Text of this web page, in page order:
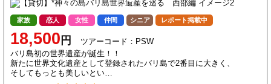
家族 恋人 女性 仲間 シニア レポート掲載中
18,500 円
ツアーコード：PSW
バリ島初の世界遺産が誕生！！
新たに世界文化遺産として登録されたバリ島で2番目に大きく、
そしてもっとも美しいとい…